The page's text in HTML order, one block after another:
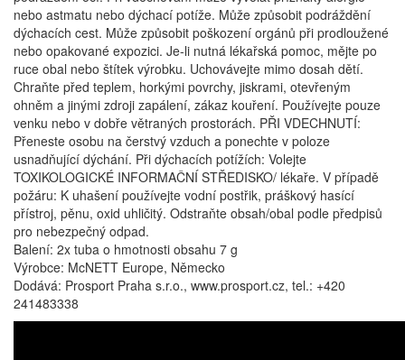
nebo astmatu nebo dýchací potíže. Může způsobit podráždění
dýchacích cest. Může způsobit poškození orgánů při prodloužené
nebo opakované expozici. Je-li nutná lékařská pomoc, mějte po
ruce obal nebo štítek výrobku. Uchovávejte mimo dosah dětí.
Chraňte před teplem, horkými povrchy, jiskrami, otevřeným
ohněm a jinými zdroji zapálení, zákaz kouření. Používejte pouze
venku nebo v dobře větraných prostorách. PŘI VDECHNUTÍ:
Přeneste osobu na čerstvý vzduch a ponechte v poloze
usnadňující dýchání. Při dýchacích potížích: Volejte
TOXIKOLOGICKÉ INFORMAČNÍ STŘEDISKO/ lékaře. V případě
požáru: K uhašení používejte vodní postřik, práškový hasící
přístroj, pěnu, oxid uhličitý. Odstraňte obsah/obal podle předpisů
pro nebezpečný odpad.
Balení: 2x tuba o hmotnosti obsahu 7 g
Výrobce: McNETT Europe, Německo
Dodává: Prosport Praha s.r.o., www.prosport.cz, tel.: +420
241483338